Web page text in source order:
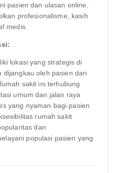
pasien dan ulasan online,
profesionalisme, kasih
medis.
lokasi yang strategis di
dijangkau oleh pasien dari
sakit ini terhubung
umum dan jalan raya
yang nyaman bagi pasien
rumah sakit
dan
populasi pasien yang